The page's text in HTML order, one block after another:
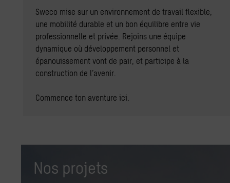
Sweco mise sur un environnement de travail flexible,
une mobilité durable et un bon équilibre entre vie
professionnelle et privée. Rejoins une équipe
dynamique où développement personnel et
épanouissement vont de pair, et participe à la
construction de l’avenir.
Commence ton aventure ici.
Nos projets